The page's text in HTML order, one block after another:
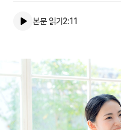
본문 읽기2:11